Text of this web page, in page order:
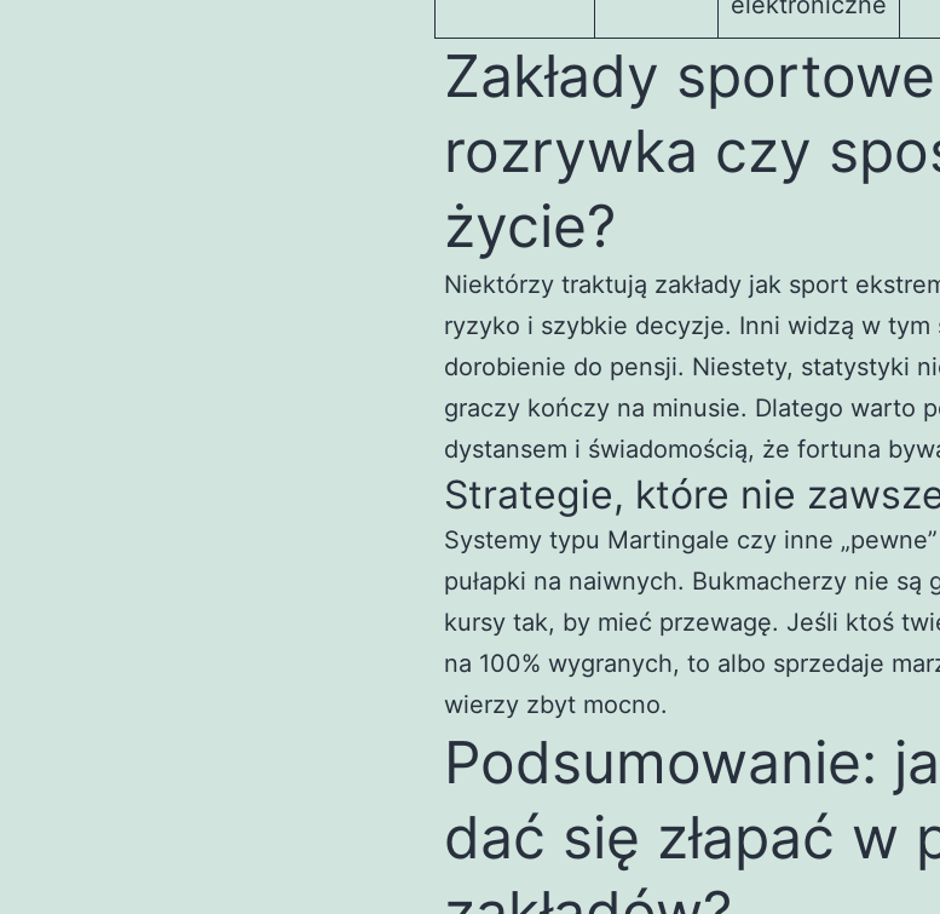
Zakłady
rozrywka czy
życie?
Niektórzy traktują zakłady jak sport
ryzyko i szybkie decyzje. Inni widzą w tym
dorobienie do pensji. Niestety, statystyki
graczy kończy na minusie. Dlatego warto
dystansem i świadomością, że fortuna
Strategie, które nie
Systemy typu Martingale czy inne
pułapki na naiwnych. Bukmacherzy nie są
kursy tak, by mieć przewagę. Jeśli ktoś
na 100% wygranych, to albo sprzedaje
wierzy zbyt mocno.
Podsumowanie:
dać się złapać w